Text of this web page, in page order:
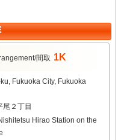
間取 1K
Fukuoka City, Fukuoka
尾２丁目
Hirao Station on the